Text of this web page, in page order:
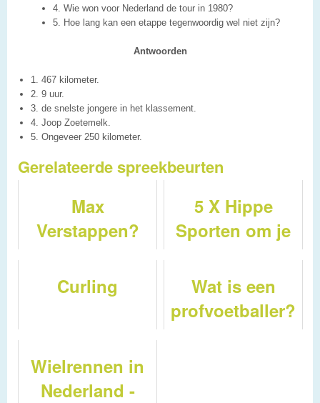
4. Wie won voor Nederland de tour in 1980?
5. Hoe lang kan een etappe tegenwoordig wel niet zijn?
Antwoorden
1. 467 kilometer.
2. 9 uur.
3. de snelste jongere in het klassement.
4. Joop Zoetemelk.
5. Ongeveer 250 kilometer.
Gerelateerde spreekbeurten
Max
Verstappen?
5 X Hippe
Sporten om je
over te doen !
Curling
Wat is een
profvoetballer?
Wielrennen in
Nederland -